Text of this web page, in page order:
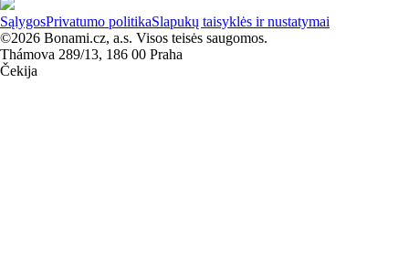
SąlygosPrivatumo politikaSlapukų taisyklės ir nustatymai
©2026 Bonami.cz, a.s. Visos teisės saugomos.
Thámova 289/13, 186 00 Praha
Čekija